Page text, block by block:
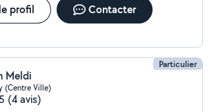
profil Contacter
Particulier
Meldi
(Centre Ville)
(4 avis)